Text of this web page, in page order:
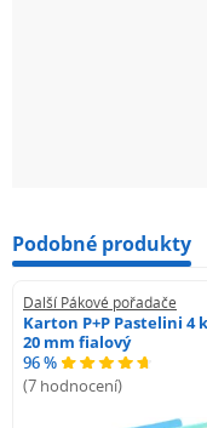
Podobné produkty
Další Pákové pořadače
Karton P+P Pastelini 4
20 mm fialový
96 %
(7 hodnocení)